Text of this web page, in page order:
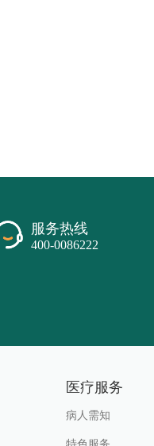
服务热线
400-0086222
医疗服务
病人需知